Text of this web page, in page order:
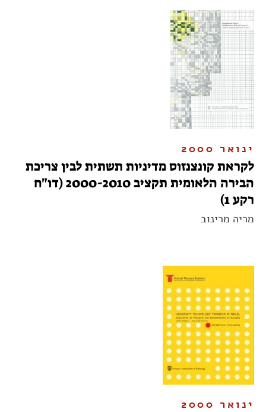
ינואר 2000
לקראת קונצנזוס מדיניות תשתית לבין צריכת
הבירה הלאומית תקציב 2000-2010 (דו"ח
רקע 1)
מריה מרינוב
ינואר 2000